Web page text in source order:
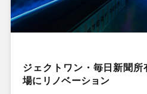
ジェクトワン・毎日新聞
場にリノベーション